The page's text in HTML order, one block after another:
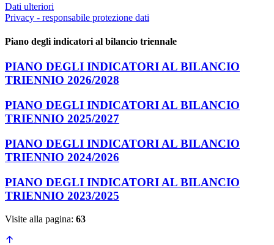
Dati ulteriori
Privacy - responsabile protezione dati
Piano degli indicatori al bilancio triennale
PIANO DEGLI INDICATORI AL BILANCIO
TRIENNIO 2026/2028
PIANO DEGLI INDICATORI AL BILANCIO
TRIENNIO 2025/2027
PIANO DEGLI INDICATORI AL BILANCIO
TRIENNIO 2024/2026
PIANO DEGLI INDICATORI AL BILANCIO
TRIENNIO 2023/2025
Visite alla pagina: 63